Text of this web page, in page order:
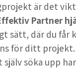
är det
Partner
sätt, där du får
för ditt projekt.
söka upp